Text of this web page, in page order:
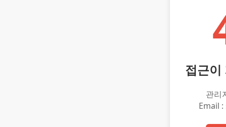
접근이
관리
Email